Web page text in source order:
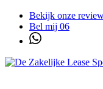
Bekijk onze
Bel mij 06